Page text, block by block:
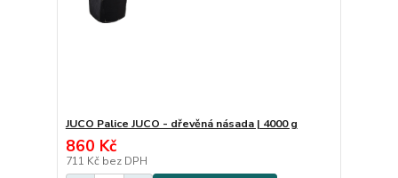
JUCO Palice JUCO - dřevěná násada | 4000 g
860 Kč
711 Kč bez DPH